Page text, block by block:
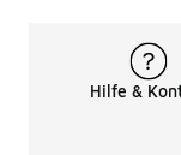
Hilfe &